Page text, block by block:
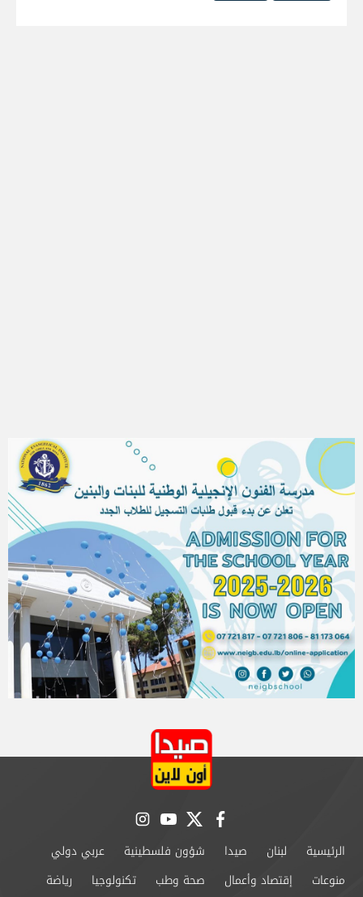
facebook
twitter
youtube
instagram
الرئيسية لبنان صيدا شؤون فلسطينية
عربي دولي
منوعات
إقتصاد وأعمال صحة وطب تكنولوجيا رياضة